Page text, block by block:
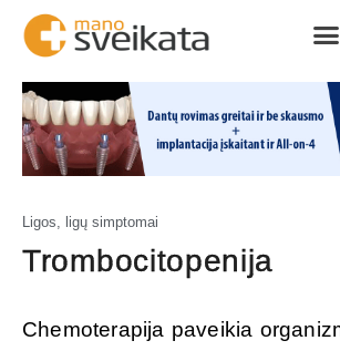
Ligos, ligų simptomai
Trombocitopenija
Chemoterapija paveikia